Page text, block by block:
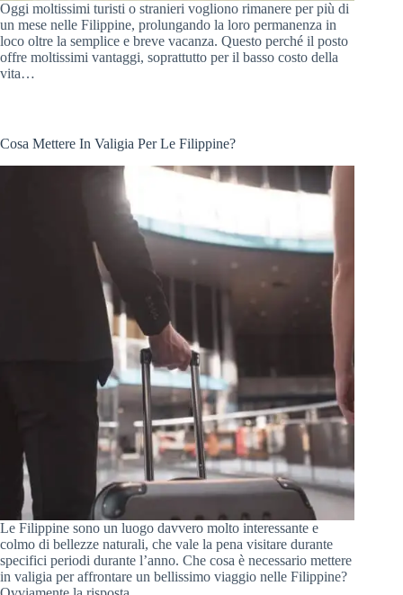
Oggi moltissimi turisti o stranieri vogliono rimanere per più di
un mese nelle Filippine, prolungando la loro permanenza in
loco oltre la semplice e breve vacanza. Questo perché il posto
offre moltissimi vantaggi, soprattutto per il basso costo della
vita…
Cosa Mettere In Valigia Per Le Filippine?
Le Filippine sono un luogo davvero molto interessante e
colmo di bellezze naturali, che vale la pena visitare durante
specifici periodi durante l’anno. Che cosa è necessario mettere
in valigia per affrontare un bellissimo viaggio nelle Filippine?